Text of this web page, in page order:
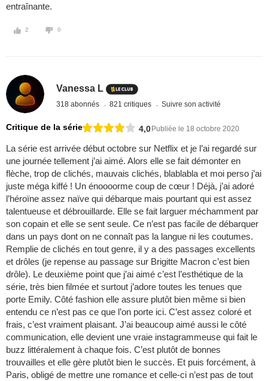
entraînante.
2 0
Vanessa L
318 abonnés 821 critiques Suivre son activité
Critique de la série 4,0 Publiée le 18 octobre 2020
La série est arrivée début octobre sur Netflix et je l’ai regardé sur
une journée tellement j’ai aimé. Alors elle se fait démonter en
flèche, trop de clichés, mauvais clichés, blablabla et moi perso j’ai
juste méga kiffé ! Un énoooorme coup de cœur ! Déjà, j’ai adoré
l’héroïne assez naïve qui débarque mais pourtant qui est assez
talentueuse et débrouillarde. Elle se fait larguer méchamment par
son copain et elle se sent seule. Ce n’est pas facile de débarquer
dans un pays dont on ne connaît pas la langue ni les coutumes.
Remplie de clichés en tout genre, il y a des passages excellents
et drôles (je repense au passage sur Brigitte Macron c’est bien
drôle). Le deuxième point que j’ai aimé c’est l’esthétique de la
série, très bien filmée et surtout j’adore toutes les tenues que
porte Emily. Côté fashion elle assure plutôt bien même si bien
entendu ce n’est pas ce que l’on porte ici. C’est assez coloré et
frais, c’est vraiment plaisant. J’ai beaucoup aimé aussi le côté
communication, elle devient une vraie instagrammeuse qui fait le
buzz littéralement à chaque fois. C’est plutôt de bonnes
trouvailles et elle gère plutôt bien le succès. Et puis forcément, à
Paris, obligé de mettre une romance et celle-ci n’est pas de tout